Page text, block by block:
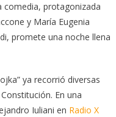
comedia, protagonizada
y María Eugenia
promete una noche llena
ya recorrió diversas
En una
Iuliani en Radio X